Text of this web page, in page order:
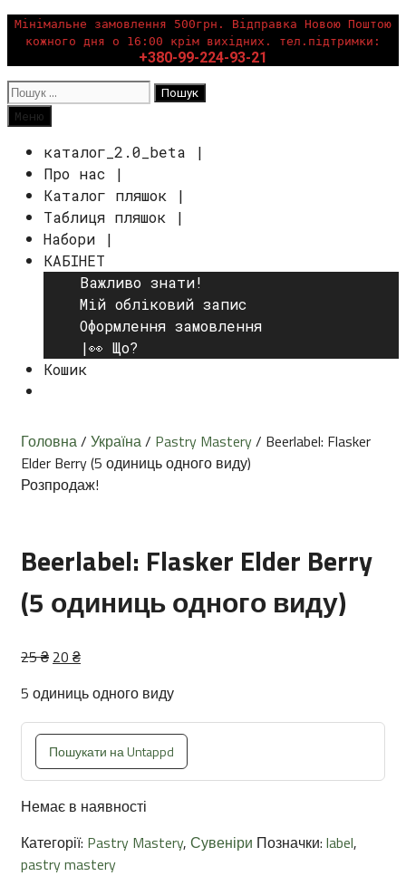
Перейти
вмісту
Мінімальне замовлення 500грн. Відправка Новою Поштою
кожного дня о 16:00 крім вихідних. тел.підтримки:
+380-99-224-93-21
Пошук:
Пошук
Меню
каталог_2.0_beta |
Про нас |
Каталог пляшок |
Таблиця пляшок |
Набори |
КАБІНЕТ
Важливо знати!
Мій обліковий запис
Оформлення замовлення
|👀 Що?
Кошик
Головна/ Україна/ Pastry Mastery/ Beerlabel: Flasker
Elder Berry (5 одиниць одного виду)
Розпродаж!
Beerlabel: Flasker Elder Berry
(5 одиниць одного виду)
25₴ Оригінальна
25 ₴.
20 ₴Поточна
20 ₴.
5 одиниць одного виду
Пошукати на Untappd
Немає в наявності
Категорії: Pastry Mastery, Сувеніри Позначки: label,
pastry mastery